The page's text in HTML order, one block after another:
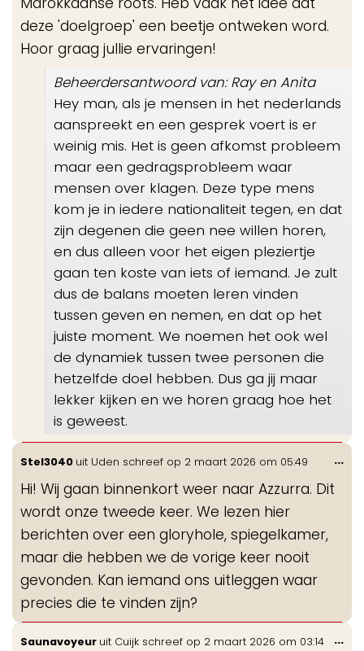
deze 'doelgroep' een beetje ontweken word.
Hoor graag jullie ervaringen!
Beheerdersantwoord van: Ray en Anita
Hey man, als je mensen in het nederlands
aanspreekt en een gesprek voert is er
weinig mis. Het is geen afkomst probleem
maar een gedragsprobleem waar
mensen over klagen. Deze type mens
kom je in iedere nationaliteit tegen, en dat
zijn degenen die geen nee willen horen,
en dus alleen voor het eigen pleziertje
gaan ten koste van iets of iemand. Je zult
dus de balans moeten leren vinden
tussen geven en nemen, en dat op het
juiste moment. We noemen het ook wel
de dynamiek tussen twee personen die
hetzelfde doel hebben. Dus ga jij maar
lekker kijken en we horen graag hoe het
is geweest.
Stel3040 uit Uden schreef op 2 maart 2026 om 05:49
Hi! Wij gaan binnenkort weer naar Azzurra. Dit
wordt onze tweede keer. We lezen hier
berichten over een gloryhole, spiegelkamer,
maar die hebben we de vorige keer nooit
gevonden. Kan iemand ons uitleggen waar
precies die te vinden zijn?
...
Saunavoyeur uit Cuijk schreef op 2 maart 2026 om 03:14 ...